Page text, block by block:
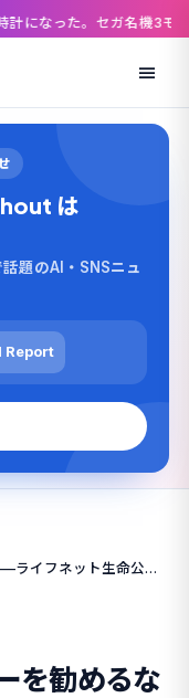
機3モデル、価格27,500円
は
題のAI・SNSニュ
Report
「女の子に仮面ライダーを勧めるなら？」——ライフネット生命公式が割り込んでエグゼイドを猛プッシュ、企業SNSの”ファンダム参入”戦略を深掘りしました
を勧めるな